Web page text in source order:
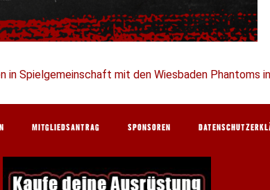
in Spielgemeinschaft mit den Wiesbaden Phantoms
MITGLIEDSANTRAG SPONSOREN